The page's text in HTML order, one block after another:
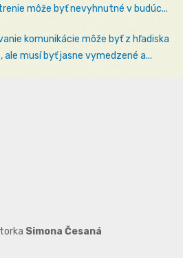
môže byť nevyhnutné v budúc...
komunikácie môže byť z hľadiska
musí byť jasne vymedzené a...
Simona Česaná